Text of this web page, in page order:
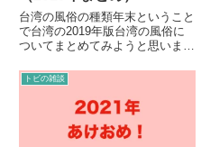
台湾の風俗の種類年末ということ
で台湾の2019年版台湾の風俗に
ついてまとめてみようと思いま
などの抜きができない水商売は省
きます。私がいう「掲示板」とい
うのは現地台湾人が利用する風俗
情報が記載されているJKFの...
トビの雑談